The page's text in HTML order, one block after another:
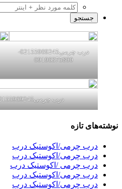
درب چرمی02155969245-
09196375800
درب چرمی02155969245-09196375800
نوشته‌های تازه
درب چرمی/اکوستیک درب
درب چرمی/اکوستیک درب
درب چرمی /اکوستیک درب
درب چرمی/اکوستیک درب
درب چرمی/اکوستیک درب